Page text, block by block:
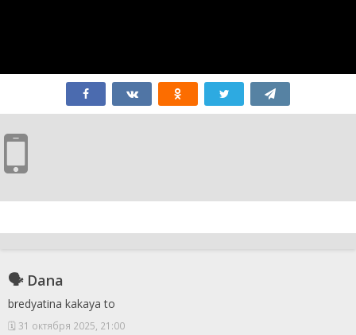
🗣 Dana
bredyatina kakaya to
🗓 31 октября 2025, 21:00